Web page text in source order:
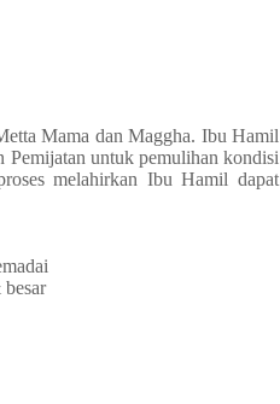
Mama dan Maggha. Ibu Hamil
Pemijatan untuk pemulihan kondisi
melahirkan Ibu Hamil dapat